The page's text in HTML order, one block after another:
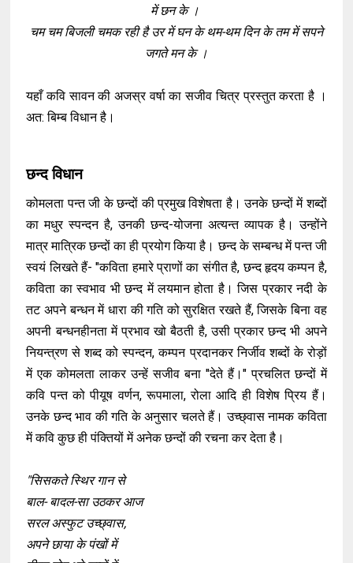
में छन के ।
चम चम बिजली चमक रही है उर में घन के थम-थम दिन के तम में सपने
जगते मन के ।
यहाँ कवि सावन की अजस्र वर्षा का सजीव चित्र प्रस्तुत करता है ।
अत: बिम्ब विधान है।
छन्द विधान
कोमलता पन्त जी के छन्दों की प्रमुख विशेषता है। उनके छन्दों में शब्दों
का मधुर स्पन्दन है, उनकी छन्द-योजना अत्यन्त व्यापक है। उन्होंने
मात्र मात्रिक छन्दों का ही प्रयोग किया है। छन्द के सम्बन्ध में पन्त जी
स्वयं लिखते हैं- "कविता हमारे प्राणों का संगीत है, छन्द हृदय कम्पन है,
कविता का स्वभाव भी छन्द में लयमान होता है। जिस प्रकार नदी के
तट अपने बन्धन में धारा की गति को सुरक्षित रखते हैं, जिसके बिना वह
अपनी बन्धनहीनता में प्रभाव खो बैठती है, उसी प्रकार छन्द भी अपने
नियन्त्रण से शब्द को स्पन्दन, कम्पन प्रदानकर निर्जीव शब्दों के रोड़ों
में एक कोमलता लाकर उन्हें सजीव बना "देते हैं।" प्रचलित छन्दों में
कवि पन्त को पीयूष वर्णन, रूपमाला, रोला आदि ही विशेष प्रिय हैं।
उनके छन्द भाव की गति के अनुसार चलते हैं। उच्छ्वास नामक कविता
में कवि कुछ ही पंक्तियों में अनेक छन्दों की रचना कर देता है।
"सिसकते स्थिर गान से
बाल- बादल-सा उठकर आज
सरल अस्फुट उच्छ्वास,
अपने छाया के पंखों में